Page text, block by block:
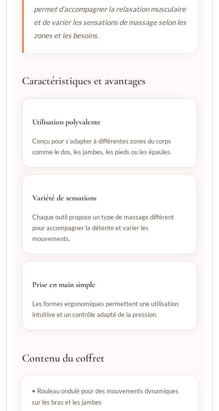
permet d’accompagner la relaxation musculaire
et de varier les sensations de massage selon les
zones et les besoins.
Caractéristiques et avantages
Utilisation polyvalente
Conçu pour s’adapter à différentes zones du corps
comme le dos, les jambes, les pieds ou les épaules.
Variété de sensations
Chaque outil propose un type de massage différent
pour accompagner la détente et varier les
mouvements.
Prise en main simple
Les formes ergonomiques permettent une utilisation
intuitive et un contrôle adapté de la pression.
Contenu du coffret
• Rouleau ondulé pour des mouvements dynamiques
sur les bras et les jambes